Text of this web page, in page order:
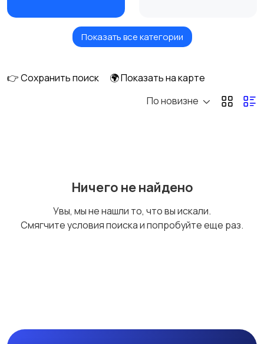
Видеонаблюдение Дроны
стабилизаторы
фотопринтеры
оптические приборы
Показать все категории
👉 Сохранить поиск
🌍 Показать на карте
По новизне
Ничего не найдено
Увы, мы не нашли то, что вы искали.
Смягчите условия поиска и попробуйте еще раз.